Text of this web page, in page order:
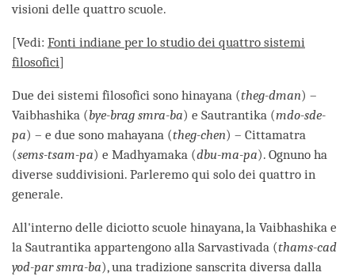
visioni delle quattro scuole.
[Vedi: Fonti indiane per lo studio dei quattro sistemi
filosofici]
Due dei sistemi filosofici sono hinayana (theg-dman) –
Vaibhashika (bye-brag smra-ba) e Sautrantika (mdo-sde-
pa) – e due sono mahayana (theg-chen) – Cittamatra
(sems-tsam-pa) e Madhyamaka (dbu-ma-pa). Ognuno ha
diverse suddivisioni. Parleremo qui solo dei quattro in
generale.
All'interno delle diciotto scuole hinayana, la Vaibhashika e
la Sautrantika appartengono alla Sarvastivada (thams-cad
yod-par smra-ba), una tradizione sanscrita diversa dalla